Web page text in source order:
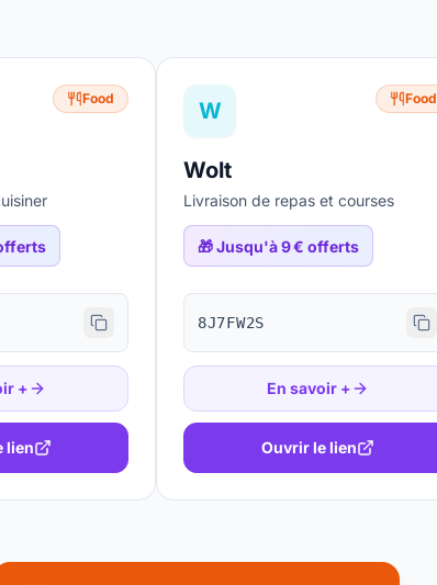
Food
+
lien
W Food
Wolt
Livraison de repas et courses
🎁Jusqu'à 9 € offerts
8J7FW2S
En savoir +
Ouvrir le lien